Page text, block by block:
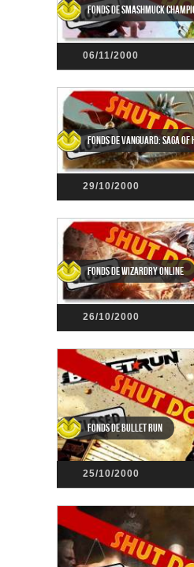
Fonds de SmashMuck
06/11/2000
Fonds de Vanguard: Saga of
29/10/2000
Fonds de Wizardry Online
26/10/2000
Fonds de Bullet Run
25/10/2000